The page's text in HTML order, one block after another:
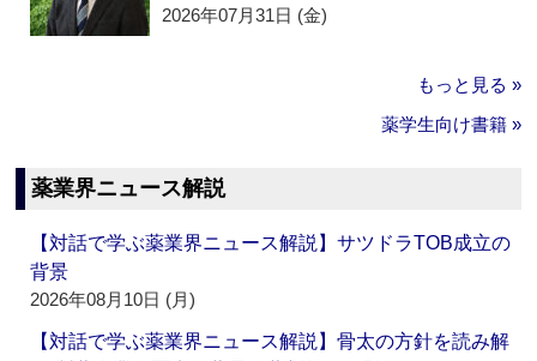
2026年07月31日 (金)
もっと見る »
薬学生向け書籍 »
薬業界ニュース解説
【対話で学ぶ薬業界ニュース解説】サツドラTOB成立の
背景
2026年08月10日 (月)
【対話で学ぶ薬業界ニュース解説】骨太の方針を読み解